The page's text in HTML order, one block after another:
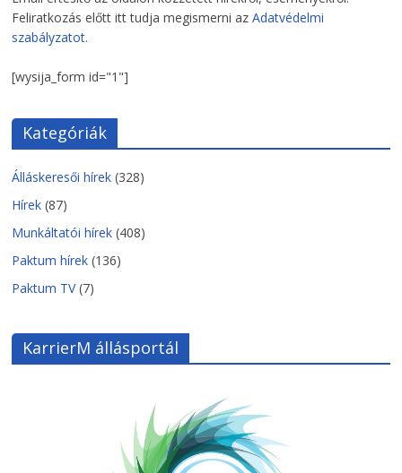
Feliratkozás előtt itt tudja megismerni azAdatvédelmi
szabályzatot.
[wysija_form id="1"]
Kategóriák
Álláskeresői hírek (328)
Hírek (87)
Munkáltatói hírek (408)
Paktum hírek (136)
Paktum TV(7)
KarrierM állásportál